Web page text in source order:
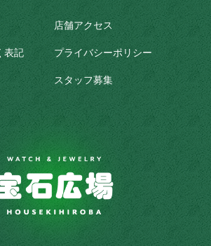
店舗アクセス
表記 プライバシーポリシー
スタッフ募集